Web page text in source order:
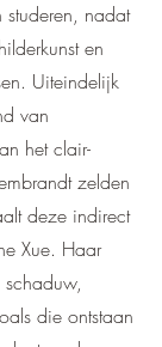
studeren, nadat
en
Uiteindelijk
van
het clair-
zelden
deze indirect
Xue. Haar
die ontstaan